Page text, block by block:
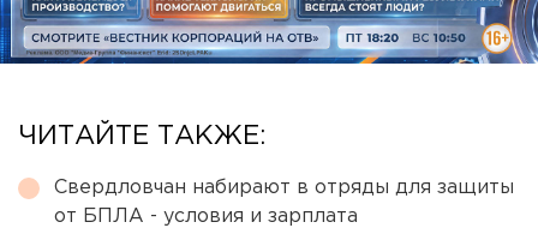
ЧИТАЙТЕ ТАКЖЕ:
Свердловчан набирают в отряды для защиты
от БПЛА - условия и зарплата